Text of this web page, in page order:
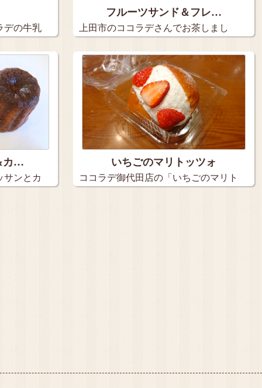
デの牛乳
フルーツサンド＆フレ…
上田市のココラデさんでお茶しまし
カ…
サンとカ
いちごのマリトッツォ
ココラデ御代田店の「いちごのマリト